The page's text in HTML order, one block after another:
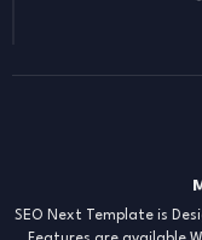
SEO Next Template is